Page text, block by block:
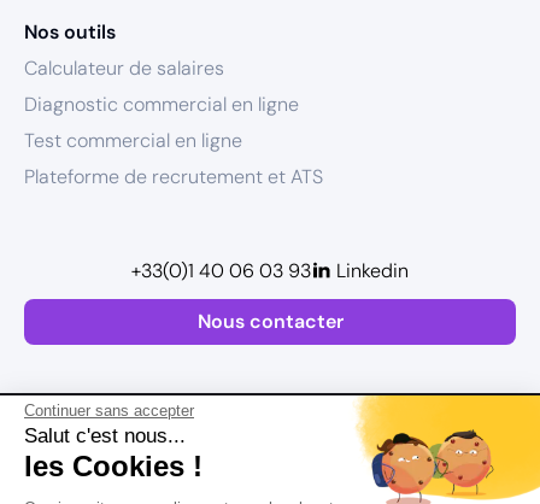
Continuer sans accepter
Salut c'est nous...
les Cookies !
Nos outils
Calculateur de salaires
Diagnostic commercial en ligne
Test commercial en ligne
Plateforme de recrutement et ATS
Nous contacter
+33(0)1 40 06 03 93 Linkedin